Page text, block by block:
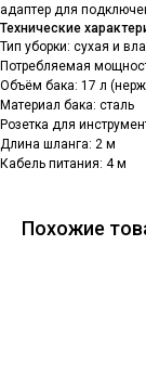
адаптер для
Технические
Тип уборки: сухая и
Потребляемая
Объём бака: 17 л
Материал бака: сталь
Розетка для
Длина шланга: 2 м
Кабель питания: 4 м
Похожие